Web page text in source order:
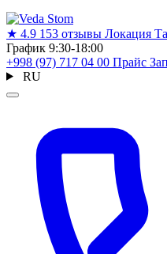
★ 4.9 153 отзывы Локация
График 9:30-18:00
+998 (97) 717 04 00 Прайс
RU